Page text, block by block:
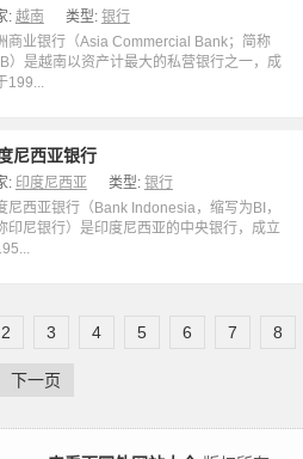
: 越南 类型: 银行
商业银行（Asia Commercial Bank；简称
）是越南以资产计最大的私营银行之一，成
199...
尼西亚银行
: 印度尼西亚 类型: 银行
尼西亚银行（Bank Indonesia，缩写为BI，
印尼银行）是印度尼西亚的中央银行，成立
2 3 4 5 6 7 8
下一页